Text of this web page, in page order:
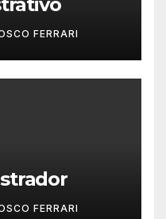
FERRARI
FERRARI